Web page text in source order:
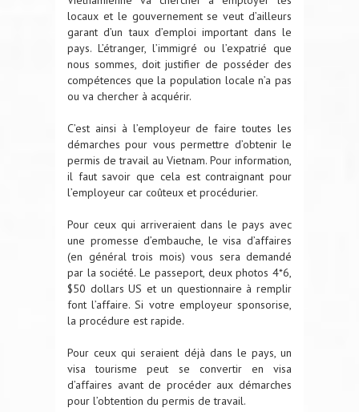
locaux et le gouvernement se veut d’ailleurs
garant d’un taux d’emploi important dans le
pays. L’étranger, l’immigré ou l’expatrié que
nous sommes, doit justifier de posséder des
compétences que la population locale n’a pas
ou va chercher à acquérir.
C’est ainsi à l’employeur de faire toutes les
démarches pour vous permettre d’obtenir le
permis de travail au Vietnam. Pour information,
il faut savoir que cela est contraignant pour
l’employeur car coûteux et procédurier.
Pour ceux qui arriveraient dans le pays avec
une promesse d’embauche, le visa d’affaires
(en général trois mois) vous sera demandé
par la société. Le passeport, deux photos 4*6,
$50 dollars US et un questionnaire à remplir
font l’affaire. Si votre employeur sponsorise,
la procédure est rapide.
Pour ceux qui seraient déjà dans le pays, un
visa tourisme peut se convertir en visa
d’affaires avant de procéder aux démarches
pour l’obtention du permis de travail.